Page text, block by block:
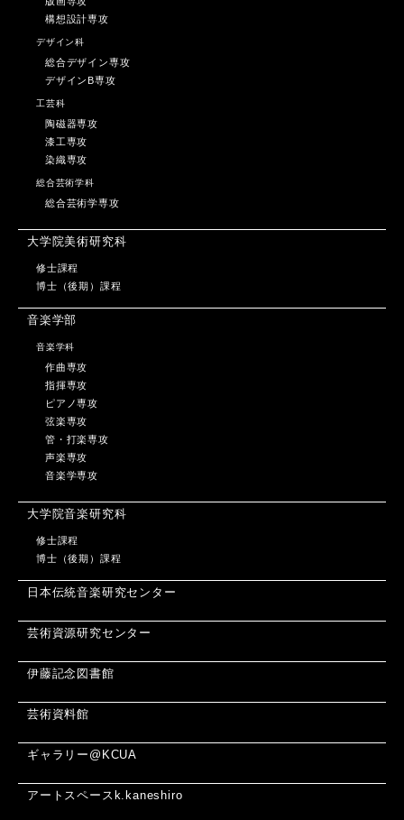
構想設計専攻
デザイン科
総合デザイン専攻
デザインB専攻
工芸科
陶磁器専攻
漆工専攻
染織専攻
総合芸術学科
総合芸術学専攻
大学院美術研究科
修士課程
博士（後期）課程
音楽学部
音楽学科
作曲専攻
指揮専攻
ピアノ専攻
弦楽専攻
管・打楽専攻
声楽専攻
音楽学専攻
大学院音楽研究科
修士課程
博士（後期）課程
日本伝統音楽研究センター
芸術資源研究センター
伊藤記念図書館
芸術資料館
ギャラリー@KCUA
アートスペースk.kaneshiro